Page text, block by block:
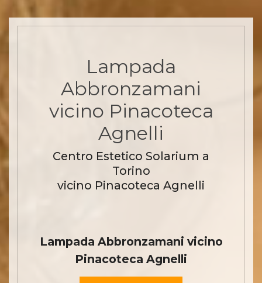
Lampada
Abbronzamani
vicino Pinacoteca
Agnelli
Centro Estetico Solarium a
Torino
vicino Pinacoteca Agnelli
Lampada Abbronzamani vicino
Pinacoteca Agnelli